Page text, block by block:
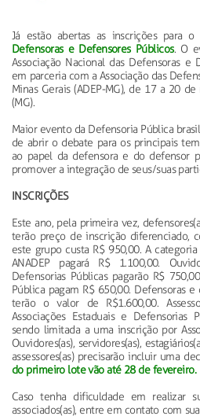
Já estão abertas as inscrições para o
Defensoras e Defensores Públicos. O
Associação Nacional das Defensoras e
em parceria com a Associação das
Minas Gerais (ADEP-MG), de 17 a 20
(MG).
Maior evento da Defensoria Pública
de abrir o debate para os principais
ao papel da defensora e do defensor
promover a integração de seus/suas
INSCRIÇÕES
Este ano, pela primeira vez,
terão preço de inscrição diferenciado,
este grupo custa R$ 950,00. A
ANADEP pagará R$ 1.100,00.
Defensorias Públicas pagarão R$
Pública pagam R$ 650,00. Defensoras e
terão o valor de R$1.600,00.
Associações Estaduais e Defensorias
sendo limitada a uma inscrição por
Ouvidores(as), servidores(as),
assessores(as) precisarão incluir uma
do primeiro lote vão até 28 de fevereiro.
Caso tenha dificuldade em realizar
associados(as), entre em contato com